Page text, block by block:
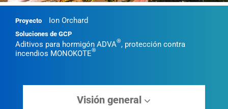
Proyecto Ion Orchard
Soluciones de GCP
Aditivos para hormigón ADVA®, protección contra
incendios MONOKOTE®
Visión general